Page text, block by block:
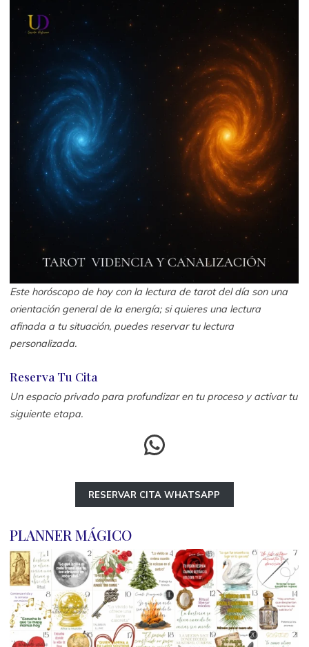
Este horóscopo de hoy con la lectura de tarot del día son una
orientación general de la energía; si quieres una lectura
afinada a tu situación, puedes reservar tu lectura
personalizada.
Reserva Tu Cita
Un espacio privado para profundizar en tu proceso y activar tu
siguiente etapa.
WhatsApp
RESERVAR CITA WHATSAPP
PLANNER MÁGICO